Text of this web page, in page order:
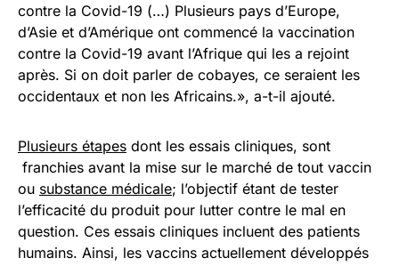
contre la Covid-19 (…) Plusieurs pays d’Europe,
d’Asie et d’Amérique ont commencé la vaccination
contre la Covid-19 avant l’Afrique qui les a rejoint
après. Si on doit parler de cobayes, ce seraient les
occidentaux et non les Africains.», a-t-il ajouté.
Plusieurs étapes dont les essais cliniques, sont
franchies avant la mise sur le marché de tout vaccin
ou substance médicale; l’objectif étant de tester
l’efficacité du produit pour lutter contre le mal en
question. Ces essais cliniques incluent des patients
humains. Ainsi, les vaccins actuellement développés